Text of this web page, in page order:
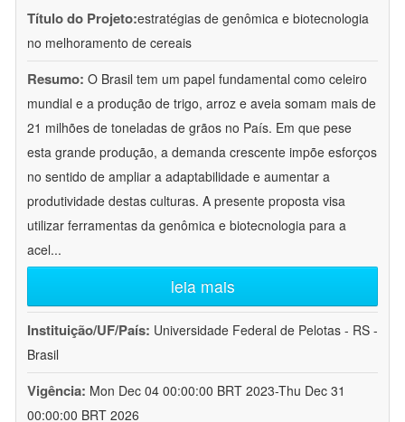
Título do Projeto:estratégias de genômica e biotecnologia
no melhoramento de cereais
Resumo: O Brasil tem um papel fundamental como celeiro
mundial e a produção de trigo, arroz e aveia somam mais de
21 milhões de toneladas de grãos no País. Em que pese
esta grande produção, a demanda crescente impõe esforços
no sentido de ampliar a adaptabilidade e aumentar a
produtividade destas culturas. A presente proposta visa
utilizar ferramentas da genômica e biotecnologia para a
acel...
leia mais
Instituição/UF/País: Universidade Federal de Pelotas - RS -
Brasil
Vigência: Mon Dec 04 00:00:00 BRT 2023-Thu Dec 31
00:00:00 BRT 2026